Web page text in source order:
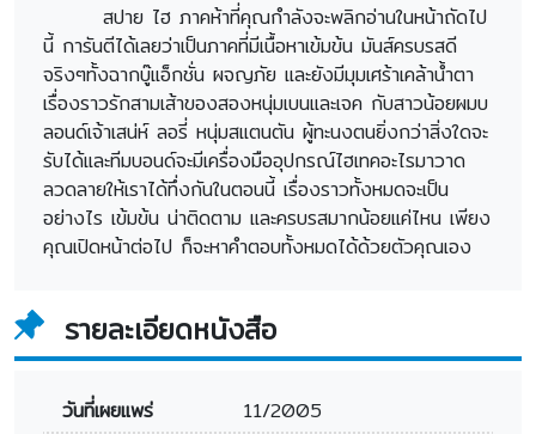
สปาย ไฮ ภาคห้าที่คุณกำลังจะพลิกอ่านในหน้าถัดไป
นี้ การันตีได้เลยว่าเป็นภาคที่มีเนื้อหาเข้มข้น มันส์ครบรสดี
จริงๆทั้งฉากบู๊แอ็กชั่น ผจญภัย และยังมีมุมเศร้าเคล้าน้ำตา
เรื่องราวรักสามเส้าของสองหนุ่มเบนและเจค กับสาวน้อยผมบ
ลอนด์เจ้าเสน่ห์ ลอรี่ หนุ่มสแตนตัน ผู้ทะนงตนยิ่งกว่าสิ่งใดจะ
รับได้และทีมบอนด์จะมีเครื่องมืออุปกรณ์ไฮเทคอะไรมาวาด
ลวดลายให้เราได้ทึ่งกันในตอนนี้ เรื่องราวทั้งหมดจะเป็น
อย่างไร เข้มข้น น่าติดตาม และครบรสมากน้อยแค่ไหน เพียง
คุณเปิดหน้าต่อไป ก็จะหาคำตอบทั้งหมดได้ด้วยตัวคุณเอง
รายละเอียดหนังสือ
วันที่เผยแพร่
11/2005